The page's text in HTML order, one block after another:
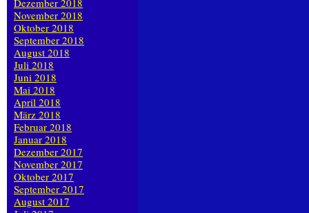
Dezember 2018
November 2018
Oktober 2018
September 2018
August 2018
Juli 2018
Juni 2018
Mai 2018
April 2018
März 2018
Februar 2018
Januar 2018
Dezember 2017
November 2017
Oktober 2017
September 2017
August 2017